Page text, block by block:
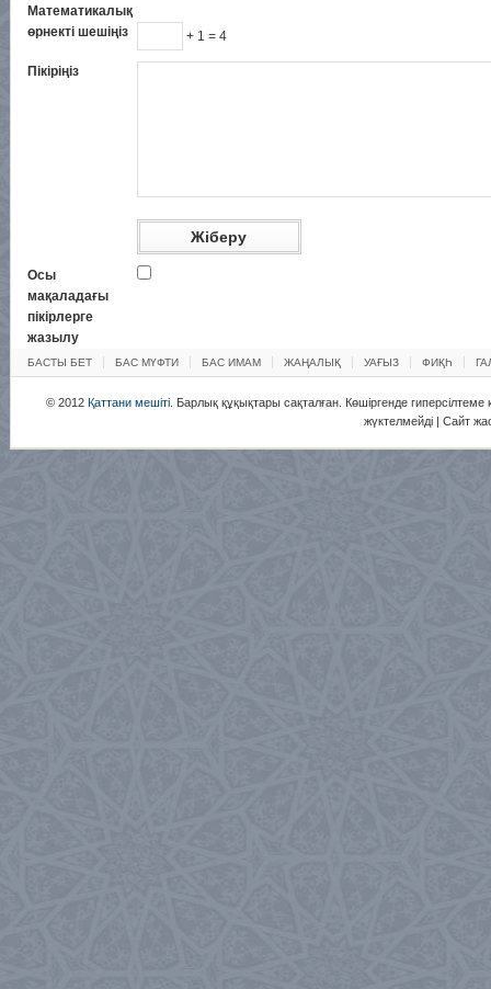
Математикалық
өрнекті шешіңіз
+ 1 = 4
Пікіріңіз
Осы
мақаладағы
пікірлерге
жазылу
БАСТЫ БЕТ БАС МҮФТИ БАС ИМАМ ЖАҢАЛЫҚ УАҒЫЗ ФИҚҺ
© 2012 Қаттани мешіті. Барлық құқықтары сақталған. Көшіргенде гиперсілтеме
жүктелмейді | Сайт